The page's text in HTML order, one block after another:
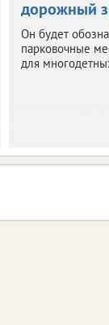
дорожный
Он будет
парковочные
для